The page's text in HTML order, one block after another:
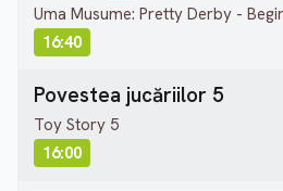
Uma Musume: Pretty Derby -
16:40
Povestea jucăriilor 5
Toy Story 5
16:00